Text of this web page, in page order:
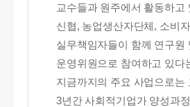
교수들과 원주에서 활동하고
신협, 농업생산자단체, 소비
실무책임자들이 함께 연구원
운영위원으로 참여하고 있다
지금까지의 주요 사업으로는
3년간 사회적기업가 양성과